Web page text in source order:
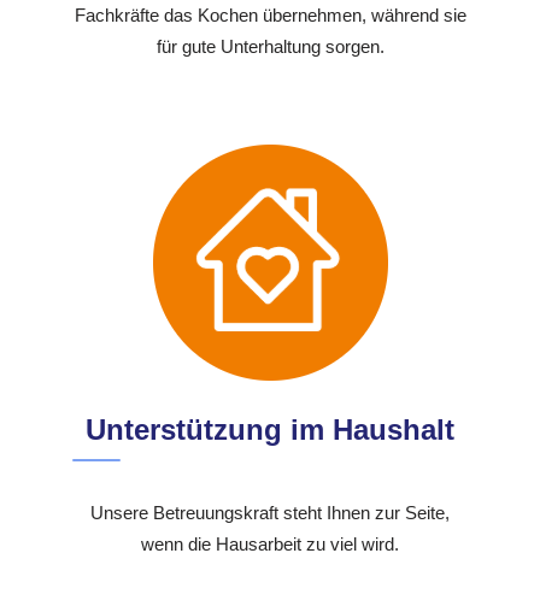
Fachkräfte das Kochen übernehmen, während sie
für gute Unterhaltung sorgen.
Unterstützung im Haushalt
Unsere Betreuungskraft steht Ihnen zur Seite,
wenn die Hausarbeit zu viel wird.